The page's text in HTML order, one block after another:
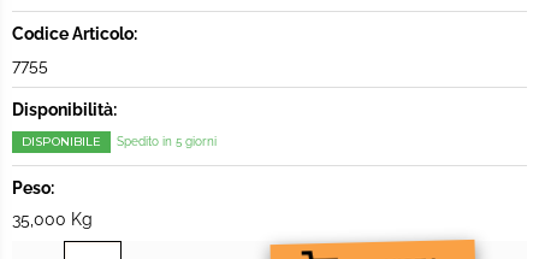
Codice Articolo:
7755
Disponibilità:
DISPONIBILE Spedito in 5 giorni
Peso:
35,000 Kg